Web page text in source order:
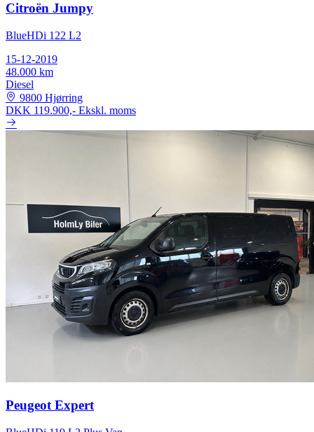
Citroën Jumpy
BlueHDi 122 L2
15-12-2019
48.000 km
Diesel
9800 Hjørring
DKK 119.900,- Ekskl. moms
Peugeot Expert